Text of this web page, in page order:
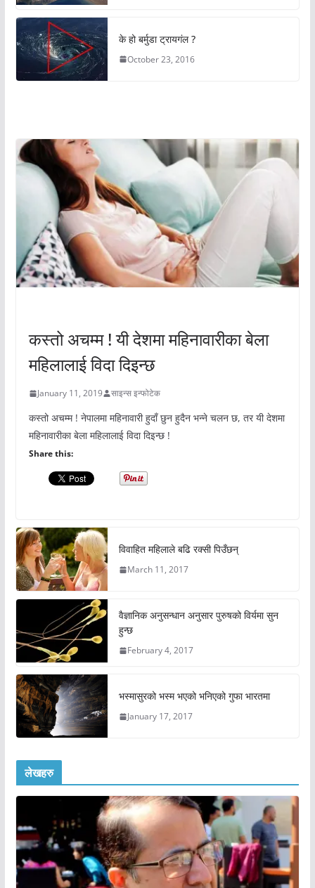
के हो बर्मुडा ट्रायगंल ?
October 23, 2016
कस्तो अचम्म ! यी देशमा महिनावारीका बेला
महिलालाई विदा दिइन्छ
January 11, 2019 साइन्स इन्फोटेक
कस्तो अचम्म ! नेपालमा महिनावारी हुदाँ छुन हुदैन भन्ने चलन छ, तर यी देशमा
महिनावारीका बेला महिलालाई विदा दिइन्छ !
Share this:
विवाहित महिलाले बढि रक्सी पिउँछन्
March 11, 2017
वैज्ञानिक अनुसन्धान अनुसार पुरुषको विर्यमा सुन
हुन्छ
February 4, 2017
भस्मासुरको भस्म भएको भनिएको गुफा भारतमा
January 17, 2017
लेखहरु